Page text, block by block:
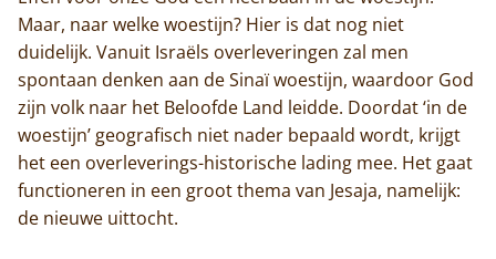
Maar, naar welke woestijn? Hier is dat nog niet
duidelijk. Vanuit Israëls overleveringen zal men
spontaan denken aan de Sinaï woestijn, waardoor God
zijn volk naar het Beloofde Land leidde. Doordat ‘in de
woestijn’ geografisch niet nader bepaald wordt, krijgt
het een overleverings-historische lading mee. Het gaat
functioneren in een groot thema van Jesaja, namelijk:
de nieuwe uittocht.